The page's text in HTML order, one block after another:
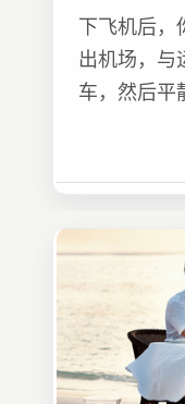
下飞机后，
出机场，与
车，然后平